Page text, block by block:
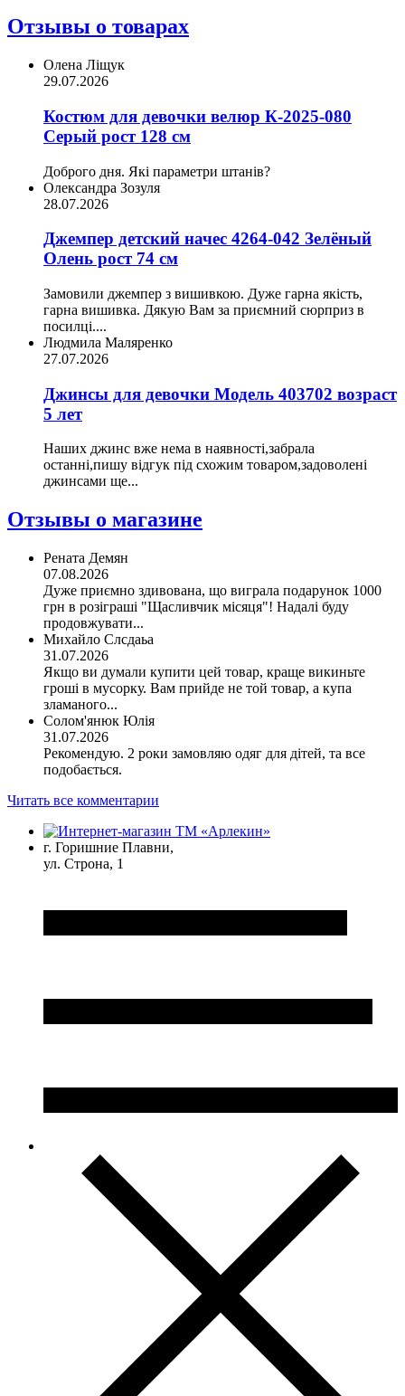
Отзывы о товарах
Олена Ліщук
29.07.2026
Костюм для девочки велюр К-2025-080
Серый рост 128 см
Доброго дня. Які параметри штанів?
Олександра Зозуля
28.07.2026
Джемпер детский начес 4264-042 Зелёный
Олень рост 74 см
Замовили джемпер з вишивкою. Дуже гарна якість,
гарна вишивка. Дякую Вам за приємний сюрприз в
посилці....
Людмила Маляренко
27.07.2026
Джинсы для девочки Модель 403702 возраст
5 лет
Наших джинс вже нема в наявності,забрала
останні,пишу відгук під схожим товаром,задоволені
джинсами ще...
Отзывы о магазине
Рената Демян
07.08.2026
Дуже приємно здивована, що виграла подарунок 1000
грн в розіграші "Щасливчик місяця"! Надалі буду
продовжувати...
Михайло Слсдаьа
31.07.2026
Якщо ви думали купити цей товар, краще викиньте
гроші в мусорку. Вам прийде не той товар, а купа
зламаного...
Солом'янюк Юлія
31.07.2026
Рекомендую. 2 роки замовляю одяг для дітей, та все
подобається.
Читать все комментарии
г. Горишние Плавни,
ул. Строна, 1